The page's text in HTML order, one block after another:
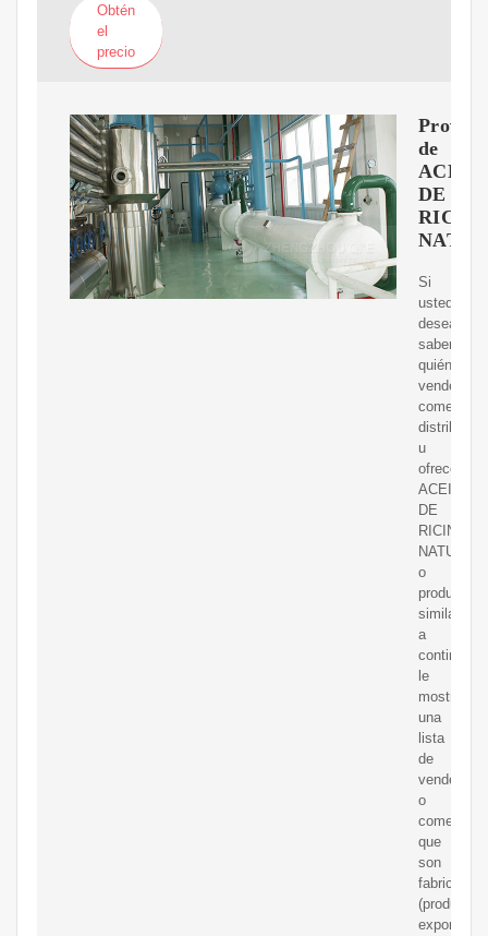
Obtén
el
precio
de
DE
Si
usted
desea
saber
quién
vende,
distribuye
u
ofrece
ACEITE
DE
RICINO
NATURAL
o
productos
similares,
a
le
mostramos
una
lista
de
o
que
son
fabricantes